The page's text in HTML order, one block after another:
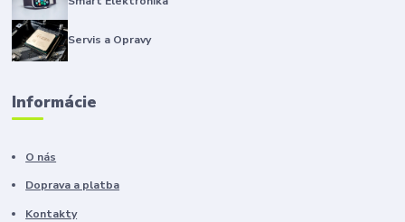
Servis a Opravy
Informácie
O nás
Doprava a platba
Kontakty